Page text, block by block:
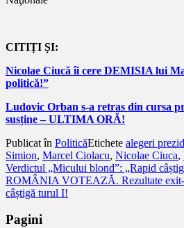
CITIȚI ȘI:
Nicolae Ciucă îi cere DEMISIA lui
politică!”
Ludovic Orban s-a retras din cursa
susține – ULTIMA ORĂ!
Publicat în PoliticăEtichete alegeri
Simion, Marcel Ciolacu, Nicolae Ciuca,
Navigare
în
Verdictul „Micului blond”: „Rapid
ROMÂNIA VOTEAZĂ. Rezultate
câștigă turul I!
Pagini